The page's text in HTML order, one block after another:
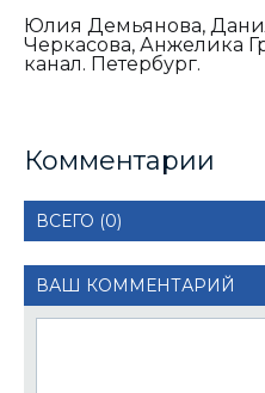
Юлия Демьянова,
Черкасова, Анжелика
канал. Петербург.
Комментарии
ВСЕГО (0)
ВАШ КОММЕНТАРИЙ